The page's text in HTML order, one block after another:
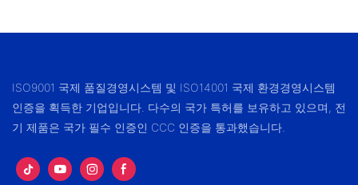
ISO9001 국제 품질경영시스템 및 ISO14001 국제 환경경영시스템
인증을 획득한 기업입니다. 다수의 국가 특허를 보유하고 있으며, 전
기 제품은 국가 필수 인증인 CCC 인증을 통과했습니다.